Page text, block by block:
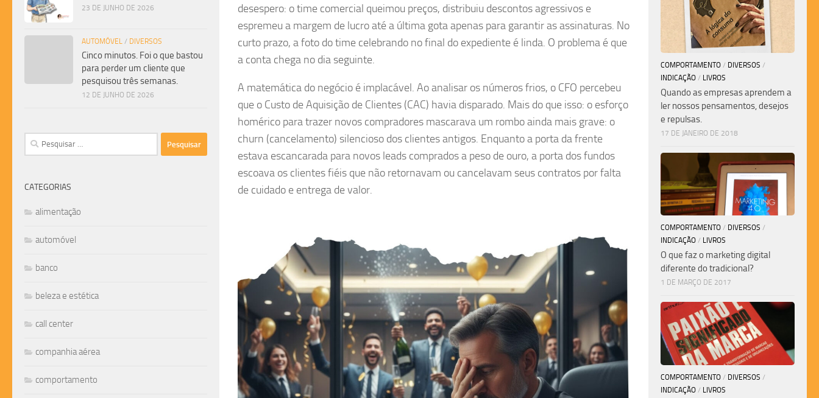
desespero: o time comercial queimou preços, distribuiu descontos agressivos e
espremeu a margem de lucro até a última gota apenas para garantir as assinaturas. No
curto prazo, a foto do time celebrando no final do expediente é linda. O problema é que
a conta chega no dia seguinte.
A matemática do negócio é implacável. Ao analisar os números frios, o CFO percebeu
que o Custo de Aquisição de Clientes (CAC) havia disparado. Mais do que isso: o esforço
homérico para trazer novos compradores mascarava um rombo ainda mais grave: o
churn (cancelamento) silencioso dos clientes antigos. Enquanto a porta da frente
estava escancarada para novos leads comprados a peso de ouro, a porta dos fundos
escoava os clientes fiéis que não retornavam ou cancelavam seus contratos por falta
de cuidado e entrega de valor.
23 DE JUNHO DE 2026
AUTOMÓVEL / DIVERSOS
Cinco minutos. Foi o que bastou
para perder um cliente que
pesquisou três semanas.
12 DE JUNHO DE 2026
Pesquisar
por:
CATEGORIAS
alimentação
automóvel
banco
beleza e estética
call center
companhia aérea
comportamento
COMPORTAMENTO / DIVERSOS /
INDICAÇÃO / LIVROS
Quando as empresas aprendem a
ler nossos pensamentos, desejos
e repulsas.
17 DE JANEIRO DE 2018
COMPORTAMENTO / DIVERSOS /
INDICAÇÃO / LIVROS
O que faz o marketing digital
diferente do tradicional?
1 DE MARÇO DE 2017
COMPORTAMENTO / DIVERSOS /
INDICAÇÃO / LIVROS